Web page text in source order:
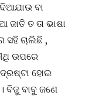
ବା
ତ ତା ଭାଷା
ସହି ଚାଲିଛି ,
ଉପରେ
ହୋଇ
ବିଜୁ ବାବୁ ଜଣେ